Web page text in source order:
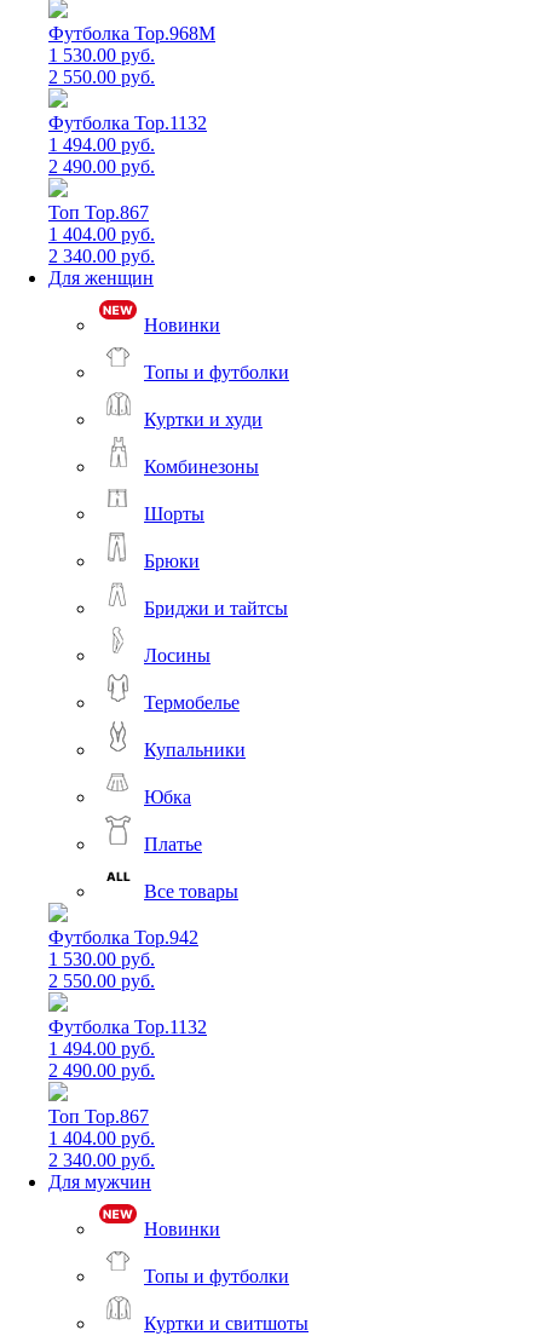
Футболка Top.968M
1 530.00 руб.
2 550.00 руб.
Футболка Top.1132
1 494.00 руб.
2 490.00 руб.
Топ Top.867
1 404.00 руб.
2 340.00 руб.
Для женщин
Новинки
Топы и футболки
Куртки и худи
Комбинезоны
Шорты
Брюки
Бриджи и тайтсы
Лосины
Термобелье
Купальники
Юбка
Платье
Все товары
Футболка Top.942
1 530.00 руб.
2 550.00 руб.
Футболка Top.1132
1 494.00 руб.
2 490.00 руб.
Топ Top.867
1 404.00 руб.
2 340.00 руб.
Для мужчин
Новинки
Топы и футболки
Куртки и свитшоты